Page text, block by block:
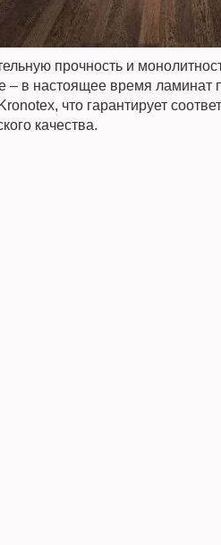
прочность и
– в настоящее время ламинат
что гарантирует
качества.